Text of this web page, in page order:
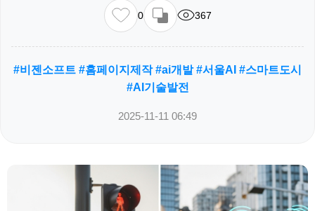
0 367
#비젠소프트 #홈페이지제작 #ai개발 #서울AI #스마트도시
#AI기술발전
2025-11-11 06:49